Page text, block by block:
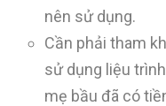
nên sử dụng.
Cần phải tham
sử dụng liệu
mẹ bầu đã có